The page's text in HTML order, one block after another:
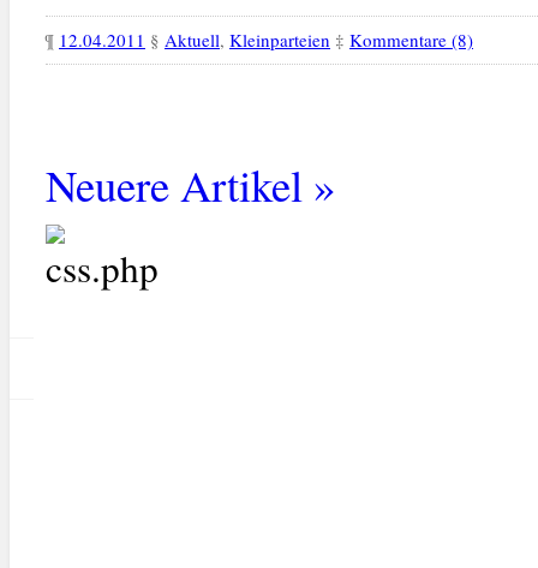
¶ 12.04.2011 § Aktuell, Kleinparteien ‡ Kommentare (8)
Neuere Artikel »